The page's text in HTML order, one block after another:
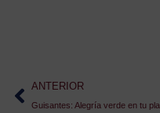
ANTERIOR
Guisantes: Alegría verde en tu